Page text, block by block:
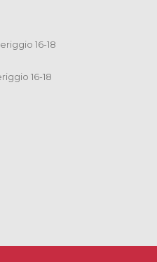
16-18
16-18